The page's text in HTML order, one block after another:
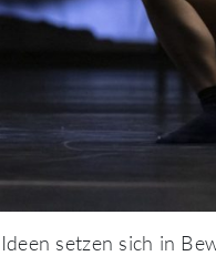
Ideen setzen sich in